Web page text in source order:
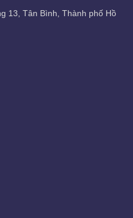
13, Tân Bình, Thành phố Hồ